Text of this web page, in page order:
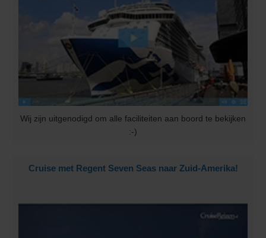
Wij zijn uitgenodigd om alle faciliteiten aan boord te bekijken
:-)
Cruise met Regent Seven Seas naar Zuid-Amerika!